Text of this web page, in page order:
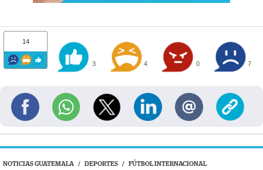
14
3 4 0 7
NOTICIAS GUATEMALA / DEPORTES / FÚTBOL INTERNACIONAL